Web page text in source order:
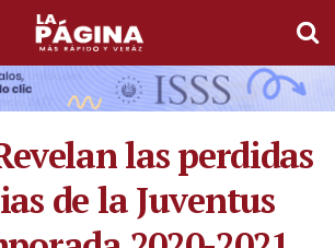
las perdidas
de la Juventus